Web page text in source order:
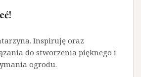
Inspiruję oraz
do stworzenia pięknego i
ogrodu.